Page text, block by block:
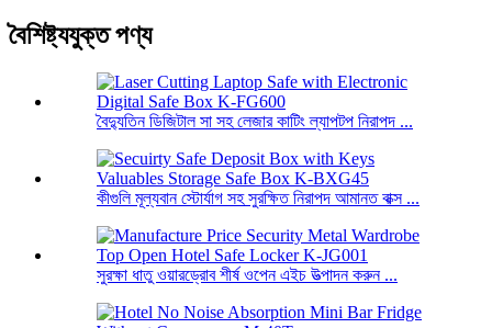
বৈশিষ্ট্যযুক্ত পণ্য
বৈদ্যুতিন ডিজিটাল সা সহ লেজার কাটিং ল্যাপটপ নিরাপদ ...
কীগুলি মূল্যবান স্টোর্যাগ সহ সুরক্ষিত নিরাপদ আমানত বাক্স ...
সুরক্ষা ধাতু ওয়ারড্রোব শীর্ষ ওপেন এইচ উত্পাদন করুন ...